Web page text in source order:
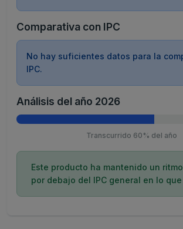
Comparativa con IPC
No hay suficientes datos para la
IPC.
Análisis del año 2026
Transcurrido 60% del año
Este producto ha mantenido un
por debajo del IPC general en lo